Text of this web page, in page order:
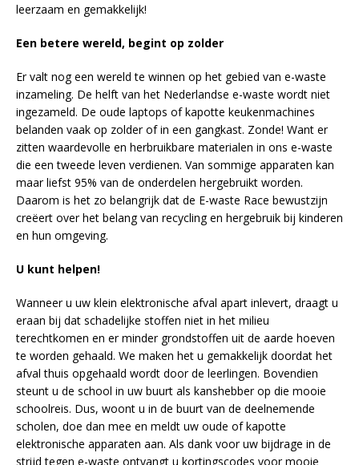
leerzaam en gemakkelijk!
Een betere wereld, begint op zolder
Er valt nog een wereld te winnen op het gebied van e-waste
inzameling. De helft van het Nederlandse e-waste wordt niet
ingezameld. De oude laptops of kapotte keukenmachines
belanden vaak op zolder of in een gangkast. Zonde! Want er
zitten waardevolle en herbruikbare materialen in ons e-waste
die een tweede leven verdienen. Van sommige apparaten kan
maar liefst 95% van de onderdelen hergebruikt worden.
Daarom is het zo belangrijk dat de E-waste Race bewustzijn
creëert over het belang van recycling en hergebruik bij kinderen
en hun omgeving.
U kunt helpen!
Wanneer u uw klein elektronische afval apart inlevert, draagt u
eraan bij dat schadelijke stoffen niet in het milieu
terechtkomen en er minder grondstoffen uit de aarde hoeven
te worden gehaald. We maken het u gemakkelijk doordat het
afval thuis opgehaald wordt door de leerlingen. Bovendien
steunt u de school in uw buurt als kanshebber op die mooie
schoolreis. Dus, woont u in de buurt van de deelnemende
scholen, doe dan mee en meldt uw oude of kapotte
elektronische apparaten aan. Als dank voor uw bijdrage in de
strijd tegen e-waste ontvangt u kortingscodes voor mooie